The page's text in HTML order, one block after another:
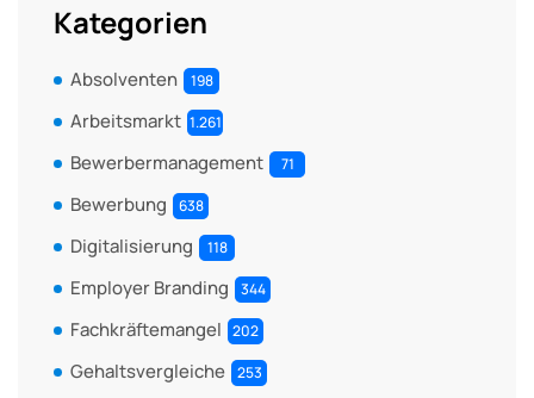
Kategorien
Absolventen 198
Arbeitsmarkt 1.261
Bewerbermanagement 71
Bewerbung 638
Digitalisierung 118
Employer Branding 344
Fachkräftemangel 202
Gehaltsvergleiche 253